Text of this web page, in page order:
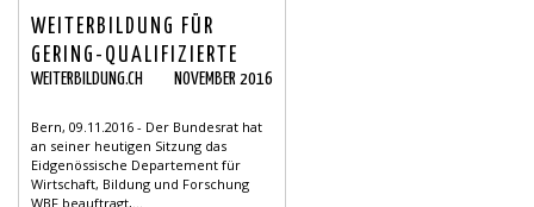
WEITERBILDUNG FÜR
GERING-QUALIFIZIERTE
UND ÄLTERE
WEITERBILDUNG.CH NOVEMBER 2016
Bern, 09.11.2016 - Der Bundesrat hat
an seiner heutigen Sitzung das
Eidgenössische Departement für
Wirtschaft, Bildung und Forschung
WBF beauftragt,...